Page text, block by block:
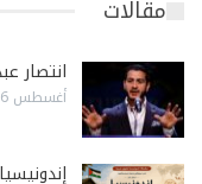
مقالات
انتصار
أغسطس 6, 2026